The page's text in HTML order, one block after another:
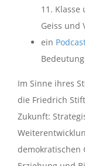
11.
Geiss und
ein
Im Sinne ihres
die Friedrich
Zukunft:
demokratischen